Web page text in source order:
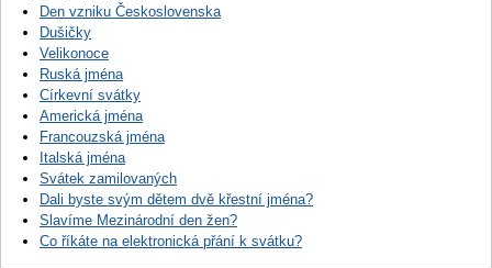
Den vzniku Československa
Dušičky
Velikonoce
Ruská jména
Církevní svátky
Americká jména
Francouzská jména
Italská jména
Svátek zamilovaných
Dali byste svým dětem dvě křestní jména?
Slavíme Mezinárodní den žen?
Co říkáte na elektronická přání k svátku?